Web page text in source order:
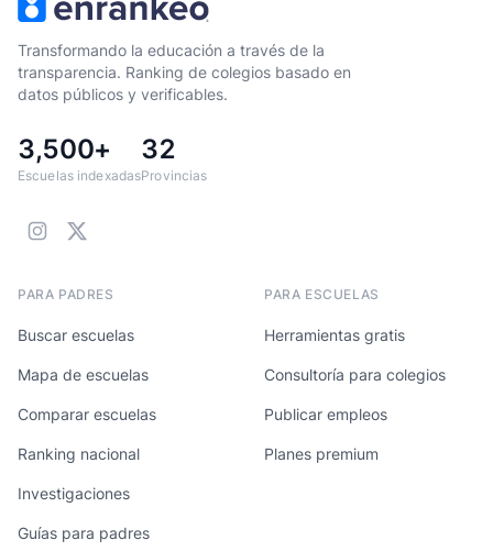
Transformando la educación a través de la
transparencia. Ranking de colegios basado en
datos públicos y verificables.
3,500+
Escuelas indexadas
32
Provincias
PARA PADRES
Buscar escuelas
Mapa de escuelas
Comparar escuelas
Ranking nacional
Investigaciones
Guías para padres
PARA ESCUELAS
Herramientas gratis
Consultoría para colegios
Publicar empleos
Planes premium